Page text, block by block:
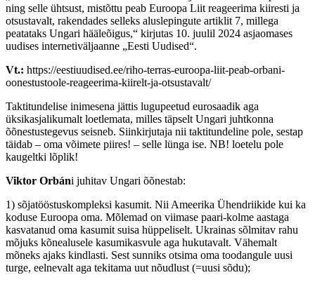
ning selle ühtsust, mistõttu peab Euroopa Liit reageerima kiiresti ja
otsustavalt, rakendades selleks aluslepingute artiklit 7, millega
peatataks Ungari hääleõigus,“ kirjutas 10. juulil 2024 asjaomases
uudises internetiväljaanne „Eesti Uudised“.
Vt.: https://eestiuudised.ee/riho-terras-euroopa-liit-peab-orbani-
oonestustoole-reageerima-kiirelt-ja-otsustavalt/
Taktitundelise inimesena jättis lugupeetud eurosaadik aga
üksikasjalikumalt loetlemata, milles täpselt Ungari juhtkonna
õõnestustegevus seisneb. Siinkirjutaja nii taktitundeline pole, sestap
täidab – oma võimete piires! – selle lünga ise. NB! loetelu pole
kaugeltki lõplik!
Viktor Orbáni juhitav Ungari õõnestab:
1) sõjatööstuskompleksi kasumit. Nii Ameerika Ühendriikide kui ka
koduse Euroopa oma. Mõlemad on viimase paari-kolme aastaga
kasvatanud oma kasumit suisa hüppeliselt. Ukrainas sõlmitav rahu
mõjuks kõnealusele kasumikasvule aga hukutavalt. Vähemalt
mõneks ajaks kindlasti. Sest sunniks otsima oma toodangule uusi
turge, eelnevalt aga tekitama uut nõudlust (=uusi sõdu);